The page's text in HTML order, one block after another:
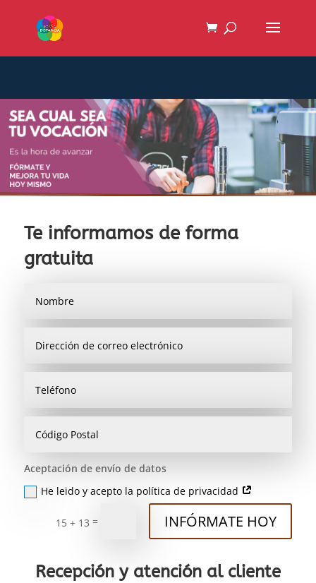
Te informamos de forma
gratuita
Aceptación de envío de datos
He leido y acepto la política de privacidad
15 + 13 = INFÓRMATE HOY
Recepción y atención al cliente